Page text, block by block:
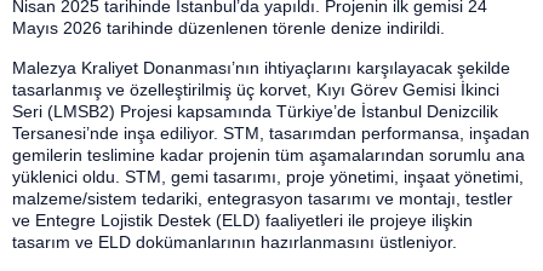
Nisan 2025 tarihinde İstanbul’da yapıldı. Projenin ilk gemisi 24
Mayıs 2026 tarihinde düzenlenen törenle denize indirildi.
Malezya Kraliyet Donanması’nın ihtiyaçlarını karşılayacak şekilde
tasarlanmış ve özelleştirilmiş üç korvet, Kıyı Görev Gemisi İkinci
Seri (LMSB2) Projesi kapsamında Türkiye’de İstanbul Denizcilik
Tersanesi’nde inşa ediliyor. STM, tasarımdan performansa, inşadan
gemilerin teslimine kadar projenin tüm aşamalarından sorumlu ana
yüklenici oldu. STM, gemi tasarımı, proje yönetimi, inşaat yönetimi,
malzeme/sistem tedariki, entegrasyon tasarımı ve montajı, testler
ve Entegre Lojistik Destek (ELD) faaliyetleri ile projeye ilişkin
tasarım ve ELD dokümanlarının hazırlanmasını üstleniyor.